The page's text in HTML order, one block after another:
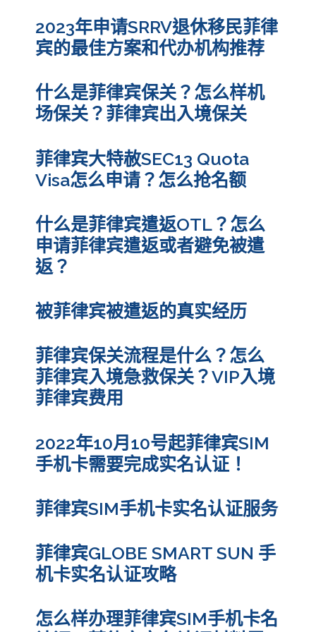
2023年申请SRRV退休移民菲律
宾的最佳方案和代办机构推荐
什么是菲律宾保关？怎么样机
场保关？菲律宾出入境保关
菲律宾大特赦SEC13 Quota
Visa怎么申请？怎么抢名额
什么是菲律宾遣返OTL？怎么
申请菲律宾遣返或者避免被遣
返？
被菲律宾被遣返的真实经历
菲律宾保关流程是什么？怎么
菲律宾入境急救保关？VIP入境
菲律宾费用
2022年10月10号起菲律宾SIM
手机卡需要完成实名认证！
菲律宾SIM手机卡实名认证服务
菲律宾GLOBE SMART SUN 手
机卡实名认证攻略
怎么样办理菲律宾SIM手机卡名